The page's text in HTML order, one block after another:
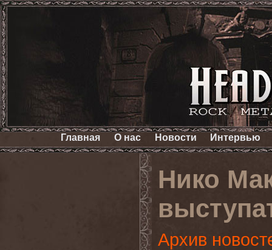
Главная О нас Новости Интервью
Нико
Архив